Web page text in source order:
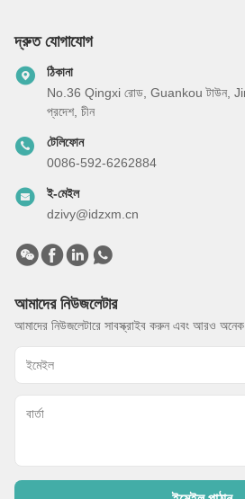
দ্রুত যোগাযোগ
ঠিকানা
No.36 Qingxi রোড, Guankou টাউন,
প্রদেশ, চীন
টেলিফোন
0086-592-6262884
ই-মেইল
dzivy@idzxm.cn
আমাদের নিউজলেটার
আমাদের নিউজলেটারে সাবস্ক্রাইব করুন এবং আরও অনেক